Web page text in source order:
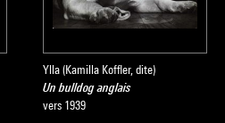
Ylla (Kamilla Koffler, dite)
Un bulldog anglais
vers 1939